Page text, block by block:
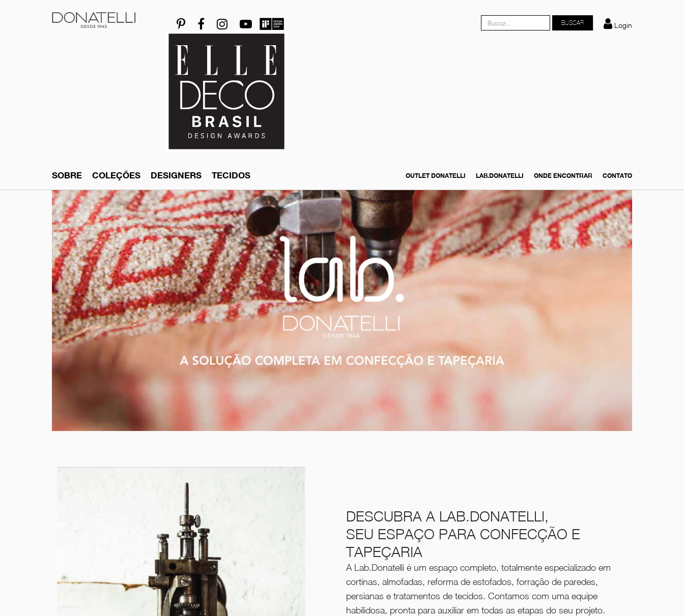
Login
SOBRE COLEÇÕES DESIGNERS TECIDOS OUTLET DONATELLI LAB.DONATELLI ONDE ENCONTRAR CONTATO
DESCUBRA A LAB.DONATELLI,
SEU ESPAÇO PARA CONFECÇÃO E
TAPEÇARIA
A Lab.Donatelli é um espaço completo, totalmente especializado em
cortinas, almofadas, reforma de estofados, forração de paredes,
persianas e tratamentos de tecidos. Contamos com uma equipe
habilidosa, pronta para auxiliar em todas as etapas do seu projeto.